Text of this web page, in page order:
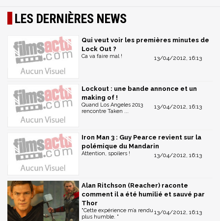
LES DERNIÈRES NEWS
Qui veut voir les premières minutes de
Lock Out ?
13/04/2012, 16:13
Ca va faire mal !
Lockout : une bande annonce et un
making of !
13/04/2012, 16:13
Quand Los Angeles 2013
rencontre Taken ...
Iron Man 3 : Guy Pearce revient sur la
polémique du Mandarin
13/04/2012, 16:13
Attention, spoilers !
Alan Ritchson (Reacher) raconte
comment il a été humilié et sauvé par
Thor
13/04/2012, 16:13
"Cette expérience m’a rendu
plus humble. "